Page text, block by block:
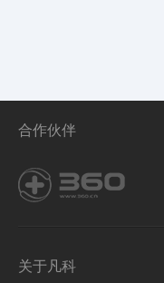
合作伙伴
关于凡科